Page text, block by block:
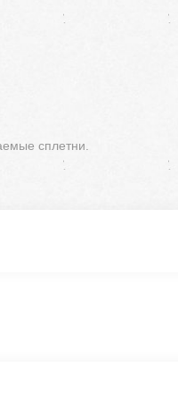
сплетни.